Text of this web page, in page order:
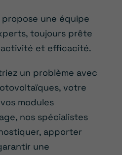
propose une équipe
toujours prête
et efficacité.
un problème avec
votre
modules
nos spécialistes
apporter
une